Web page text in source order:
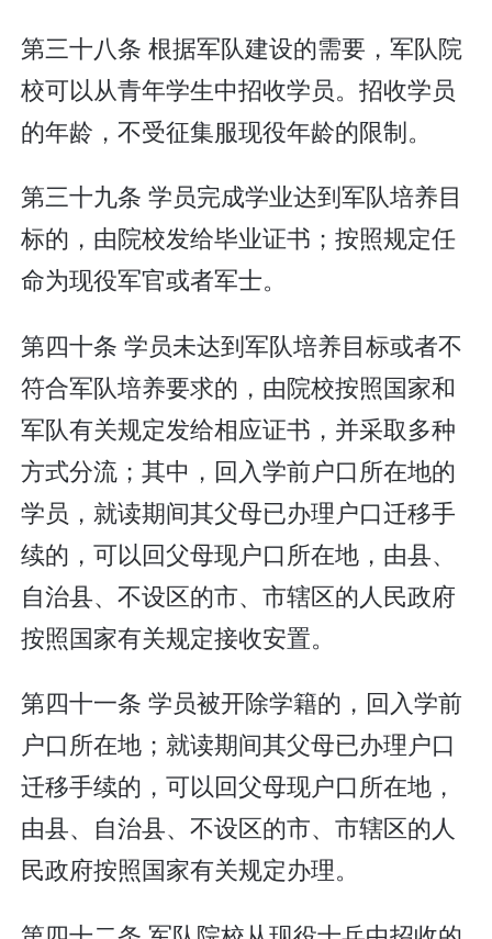
第三十八条 根据军队建设的需要，军队院
校可以从青年学生中招收学员。招收学员
的年龄，不受征集服现役年龄的限制。
第三十九条 学员完成学业达到军队培养目
标的，由院校发给毕业证书；按照规定任
命为现役军官或者军士。
第四十条 学员未达到军队培养目标或者不
符合军队培养要求的，由院校按照国家和
军队有关规定发给相应证书，并采取多种
方式分流；其中，回入学前户口所在地的
学员，就读期间其父母已办理户口迁移手
续的，可以回父母现户口所在地，由县、
自治县、不设区的市、市辖区的人民政府
按照国家有关规定接收安置。
第四十一条 学员被开除学籍的，回入学前
户口所在地；就读期间其父母已办理户口
迁移手续的，可以回父母现户口所在地，
由县、自治县、不设区的市、市辖区的人
民政府按照国家有关规定办理。